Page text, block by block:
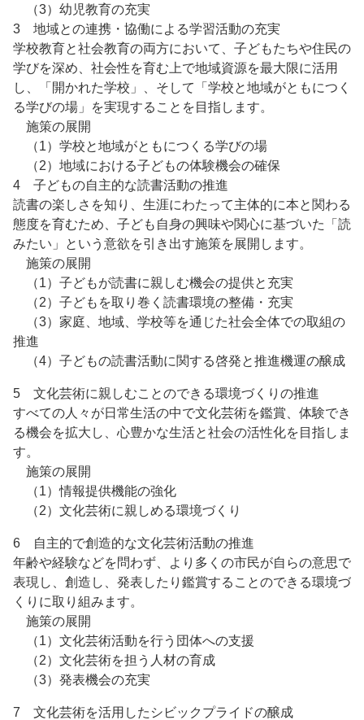
（3）幼児教育の充実
3 地域との連携・協働による学習活動の充実
学校教育と社会教育の両方において、子どもたちや住民の
学びを深め、社会性を育む上で地域資源を最大限に活用
し、「開かれた学校」、そして「学校と地域がともにつく
る学びの場」を実現することを目指します。
施策の展開
（1）学校と地域がともにつくる学びの場
（2）地域における子どもの体験機会の確保
4 子どもの自主的な読書活動の推進
読書の楽しさを知り、生涯にわたって主体的に本と関わる
態度を育むため、子ども自身の興味や関心に基づいた「読
みたい」という意欲を引き出す施策を展開します。
施策の展開
（1）子どもが読書に親しむ機会の提供と充実
（2）子どもを取り巻く読書環境の整備・充実
（3）家庭、地域、学校等を通じた社会全体での取組の
推進
（4）子どもの読書活動に関する啓発と推進機運の醸成
5 文化芸術に親しむことのできる環境づくりの推進
すべての人々が日常生活の中で文化芸術を鑑賞、体験でき
る機会を拡大し、心豊かな生活と社会の活性化を目指しま
す。
施策の展開
（1）情報提供機能の強化
（2）文化芸術に親しめる環境づくり
6 自主的で創造的な文化芸術活動の推進
年齢や経験などを問わず、より多くの市民が自らの意思で
表現し、創造し、発表したり鑑賞することのできる環境づ
くりに取り組みます。
施策の展開
（1）文化芸術活動を行う団体への支援
（2）文化芸術を担う人材の育成
（3）発表機会の充実
7 文化芸術を活用したシビックプライドの醸成